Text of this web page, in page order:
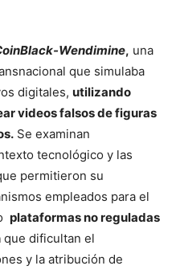
Wendimine, una
que simulaba
digitales, utilizando
videos falsos de figuras
Se examinan
tecnológico y las
permitieron su
empleados para el
plataformas no reguladas
que dificultan el
y la atribución de